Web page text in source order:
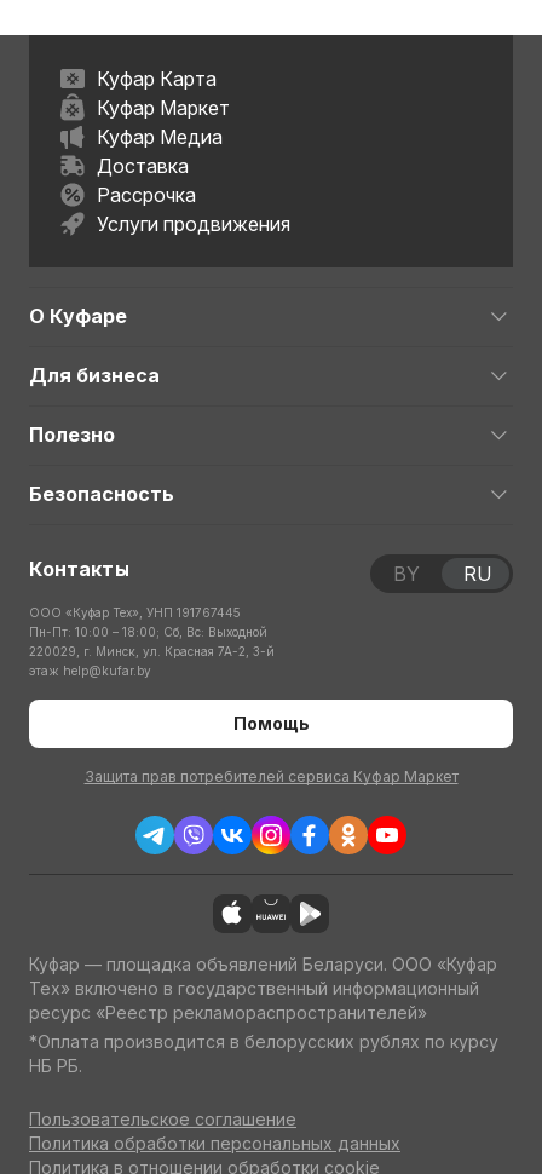
Куфар Карта
Куфар Маркет
Куфар Медиа
Доставка
Рассрочка
Услуги продвижения
О Куфаре
Для бизнеса
Полезно
Безопасность
Контакты
ООО «Куфар Тех», УНП 191767445
Пн-Пт: 10:00 – 18:00; Сб, Вс: Выходной
220029, г. Минск, ул. Красная 7А-2, 3-й
этаж help@kufar.by
Помощь
Защита прав потребителей сервиса Куфар Маркет
BY RU
Куфар — площадка объявлений Беларуси. ООО «Куфар
Тех» включено в государственный информационный
ресурс «Реестр рекламораспространителей»
*Оплата производится в белорусских рублях по курсу
НБ РБ.
Пользовательское соглашение
Политика обработки персональных данных
Политика в отношении обработки cookie